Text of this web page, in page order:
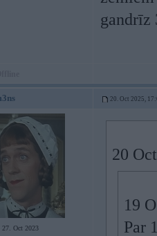
gandrīz
20. Oct 2025,
27. Oct 2023
20
19
Par